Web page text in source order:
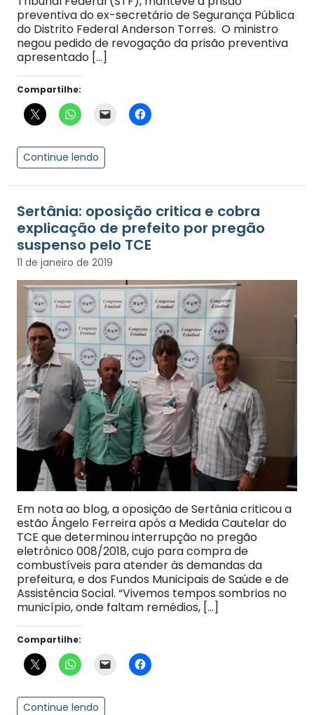
preventiva do ex-secretário de Segurança Pública
do Distrito Federal Anderson Torres. O ministro
negou pedido de revogação da prisão preventiva
apresentado […]
Compartilhe:
Continue lendo
Sertânia: oposição critica e cobra
explicação de prefeito por pregão
suspenso pelo TCE
11 de janeiro de 2019
Em nota ao blog, a oposição de Sertânia criticou a
estão Ângelo Ferreira após a Medida Cautelar do
TCE que determinou interrupção no pregão
eletrônico 008/2018, cujo para compra de
combustíveis para atender às demandas da
prefeitura, e dos Fundos Municipais de Saúde e de
Assistência Social. “Vivemos tempos sombrios no
município, onde faltam remédios, […]
Compartilhe:
Continue lendo